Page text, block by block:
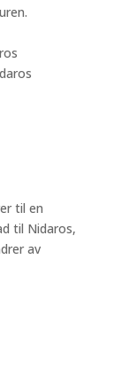
til en
til Nidaros,
av